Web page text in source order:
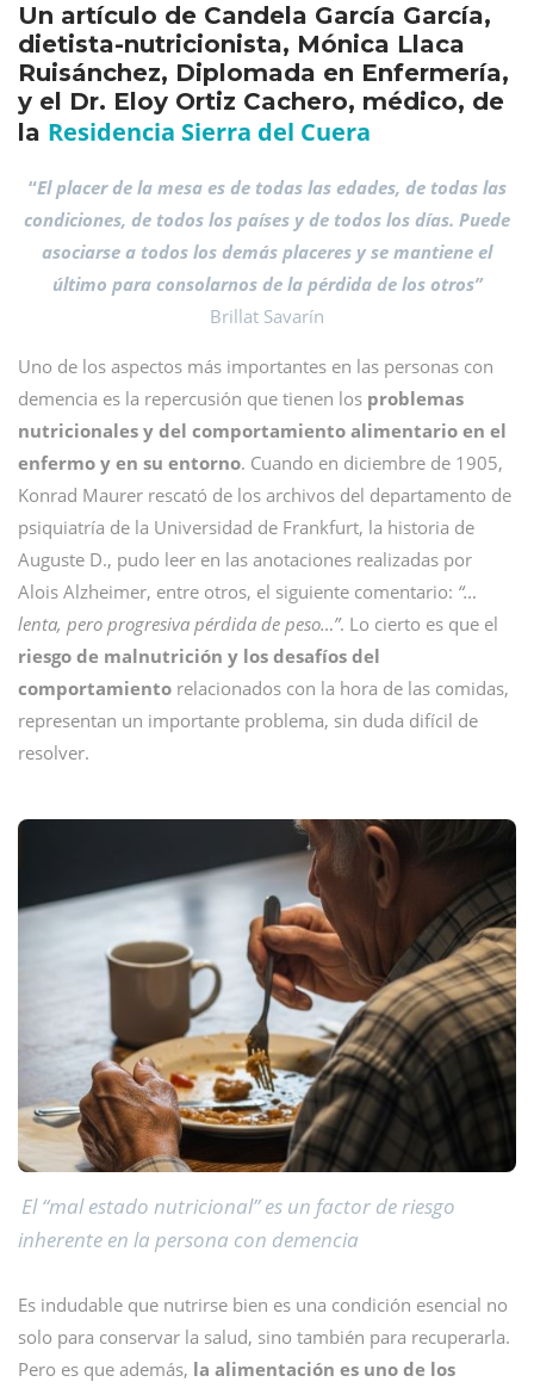
Un artículo de Candela García García,
dietista-nutricionista, Mónica Llaca
Ruisánchez, Diplomada en Enfermería,
y el Dr. Eloy Ortiz Cachero, médico, de
la Residencia Sierra del Cuera
“El placer de la mesa es de todas las edades, de todas las
condiciones, de todos los países y de todos los días. Puede
asociarse a todos los demás placeres y se mantiene el
último para consolarnos de la pérdida de los otros”
Brillat Savarín
Uno de los aspectos más importantes en las personas con
demencia es la repercusión que tienen los problemas
nutricionales y del comportamiento alimentario en el
enfermo y en su entorno. Cuando en diciembre de 1905,
Konrad Maurer rescató de los archivos del departamento de
psiquiatría de la Universidad de Frankfurt, la historia de
Auguste D., pudo leer en las anotaciones realizadas por
Alois Alzheimer, entre otros, el siguiente comentario: “…
lenta, pero progresiva pérdida de peso…”. Lo cierto es que el
riesgo de malnutrición y los desafíos del
comportamiento relacionados con la hora de las comidas,
representan un importante problema, sin duda difícil de
resolver.
El “mal estado nutricional” es un factor de riesgo
inherente en la persona con demencia
Es indudable que nutrirse bien es una condición esencial no
solo para conservar la salud, sino también para recuperarla.
Pero es que además, la alimentación es uno de los